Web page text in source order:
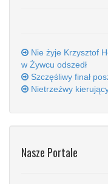
Nie żyje Krzysztof
w Żywcu odszedł
Szczęśliwy finał
Nietrzeźwy
Nasze Portale